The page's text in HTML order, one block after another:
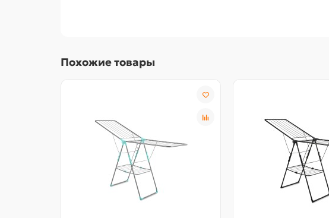
Похожие товары